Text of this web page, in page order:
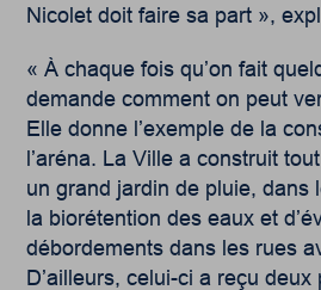
Nicolet doit faire sa part »,
« À chaque fois qu’on fait
demande comment on peut
Elle donne l’exemple de la
l’aréna. La Ville a construit
un grand jardin de pluie, dans
la biorétention des eaux et
débordements dans les rues
D’ailleurs, celui-ci a reçu